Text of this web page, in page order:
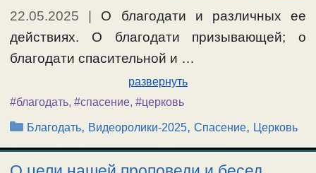
22.05.2025
О благодати и различных ее
действиях. О благодати призывающей; о
благодати спасительной и …
развернуть
#благодать, #спасение, #церковь
Рубрики
Благодать, Видеоролики-2025,Спасение, Церковь